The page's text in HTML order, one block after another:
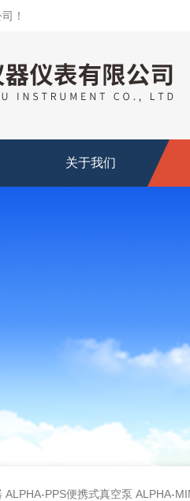
！
关于我们
ALPHA-PPS便携式真空泵 ALPHA-